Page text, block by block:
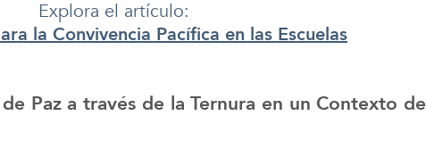
Explora el artículo:
la Convivencia Pacífica en las Escuelas
Paz a través de la Ternura en un Contexto de